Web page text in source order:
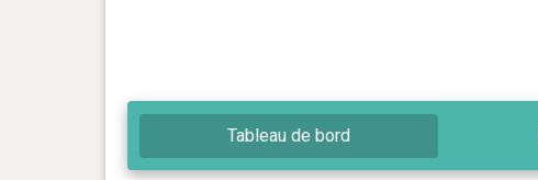
Tableau de bord